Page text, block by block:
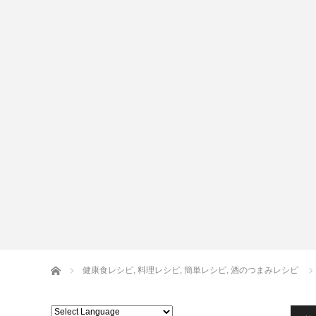
ホーム 健康食レシピ, 料理レシピ, 簡単レシピ, 酒のつまみレシピ